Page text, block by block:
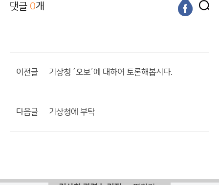
댓글 0개
이전글 기상청 ´오보´에 대하여 토론해봅시다.
다음글 기상청에 부탁